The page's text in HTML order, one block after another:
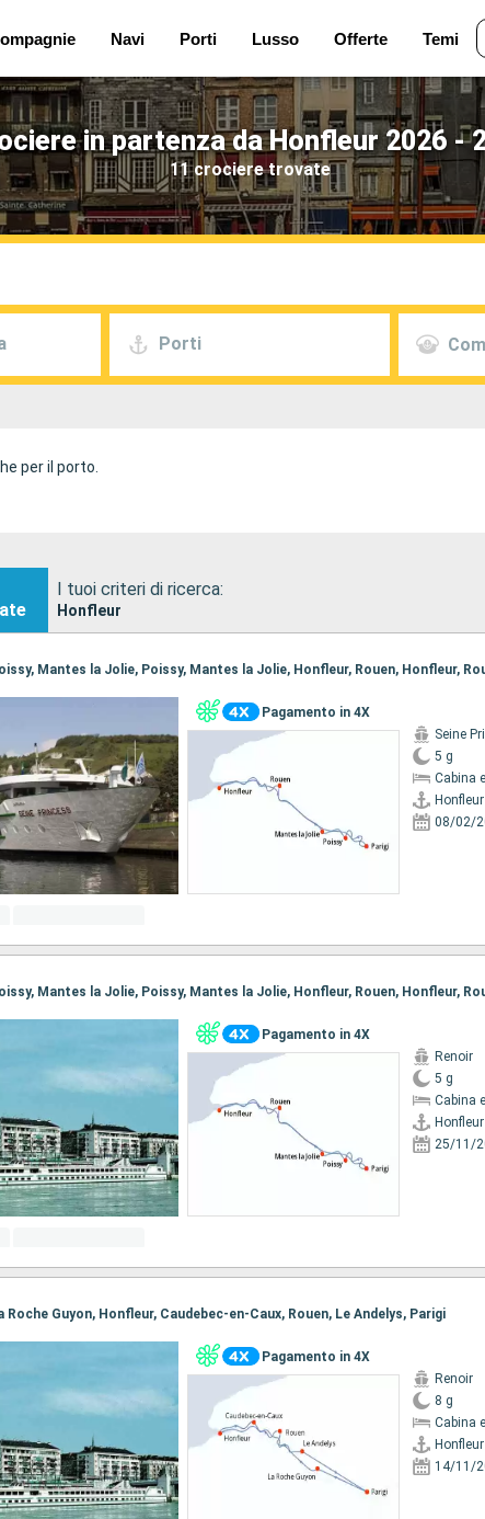
Navi Porti Lusso Offerte Temi
in partenza da Honfleur 2026 -
11 crociere trovate
Porti
per il porto.
I tuoi criteri di ricerca:
Honfleur
Mantes la Jolie, Poissy, Mantes la Jolie, Honfleur, Rouen, Honfleur,
Pagamento in 4X
Seine
5 g
Cabina
Honfleur
08/02/
Mantes la Jolie, Poissy, Mantes la Jolie, Honfleur, Rouen, Honfleur,
Pagamento in 4X
Renoir
5 g
Cabina
Honfleur
25/11/
Roche Guyon, Honfleur, Caudebec-en-Caux, Rouen, Le Andelys, Parigi
Pagamento in 4X
Renoir
8 g
Cabina
Honfleur
14/11/